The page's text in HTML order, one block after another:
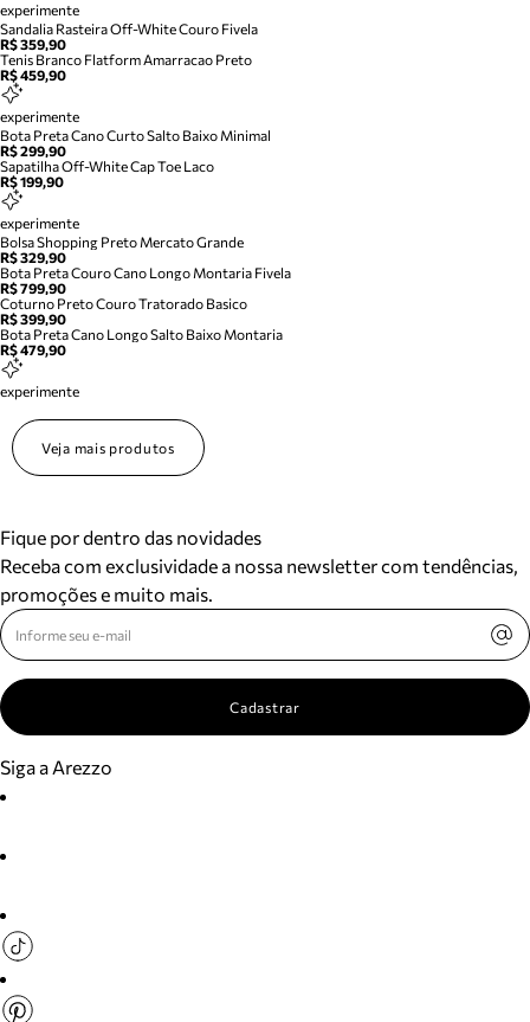
experimente
Sandalia Rasteira Off-White Couro Fivela
R$ 359,90
Tenis Branco Flatform Amarracao Preto
R$ 459,90
experimente
Bota Preta Cano Curto Salto Baixo Minimal
R$ 299,90
Sapatilha Off-White Cap Toe Laco
R$ 199,90
experimente
Bolsa Shopping Preto Mercato Grande
R$ 329,90
Bota Preta Couro Cano Longo Montaria Fivela
R$ 799,90
Coturno Preto Couro Tratorado Basico
R$ 399,90
Bota Preta Cano Longo Salto Baixo Montaria
R$ 479,90
experimente
Veja mais produtos
Fique por dentro das novidades
Receba com exclusividade a nossa newsletter com tendências,
promoções e muito mais.
Cadastrar
Siga a Arezzo